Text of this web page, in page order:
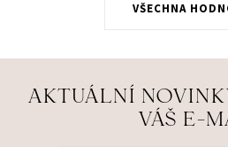
VŠECHNA
AKTUÁLNÍ
VÁŠ E-